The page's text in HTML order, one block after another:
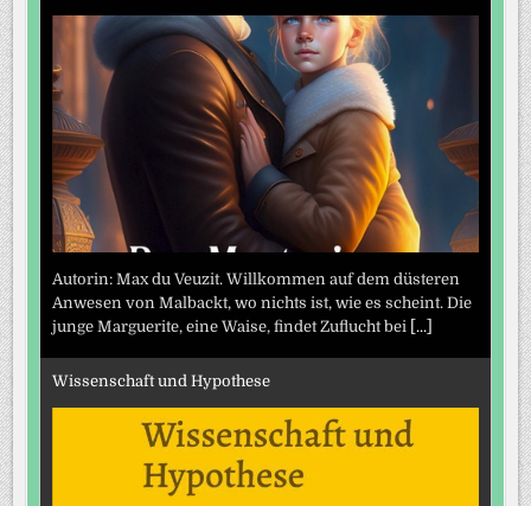
Autorin: Max du Veuzit. Willkommen auf dem düsteren
Anwesen von Malbackt, wo nichts ist, wie es scheint. Die
junge Marguerite, eine Waise, findet Zuflucht bei
[...]
Wissenschaft und Hypothese